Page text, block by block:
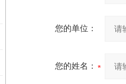
您的单位：
您的姓名：